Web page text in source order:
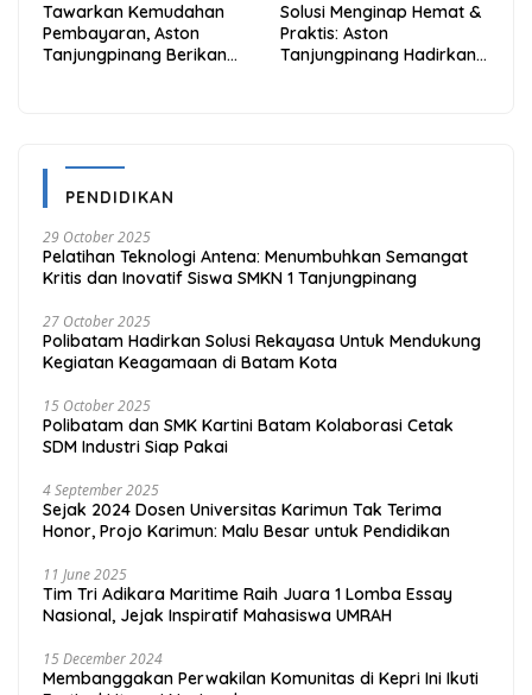
Tawarkan Kemudahan
Pembayaran, Aston
Tanjungpinang Berikan
Solusi Menginap Hemat &
Praktis: Aston
Tanjungpinang Hadirkan
PENDIDIKAN
29 October 2025
Pelatihan Teknologi Antena: Menumbuhkan Semangat
Kritis dan Inovatif Siswa SMKN 1 Tanjungpinang
27 October 2025
Polibatam Hadirkan Solusi Rekayasa Untuk Mendukung
Kegiatan Keagamaan di Batam Kota
15 October 2025
Polibatam dan SMK Kartini Batam Kolaborasi Cetak
SDM Industri Siap Pakai
4 September 2025
Sejak 2024 Dosen Universitas Karimun Tak Terima
Honor, Projo Karimun: Malu Besar untuk Pendidikan
11 June 2025
Tim Tri Adikara Maritime Raih Juara 1 Lomba Essay
Nasional, Jejak Inspiratif Mahasiswa UMRAH
15 December 2024
Membanggakan Perwakilan Komunitas di Kepri Ini Ikuti